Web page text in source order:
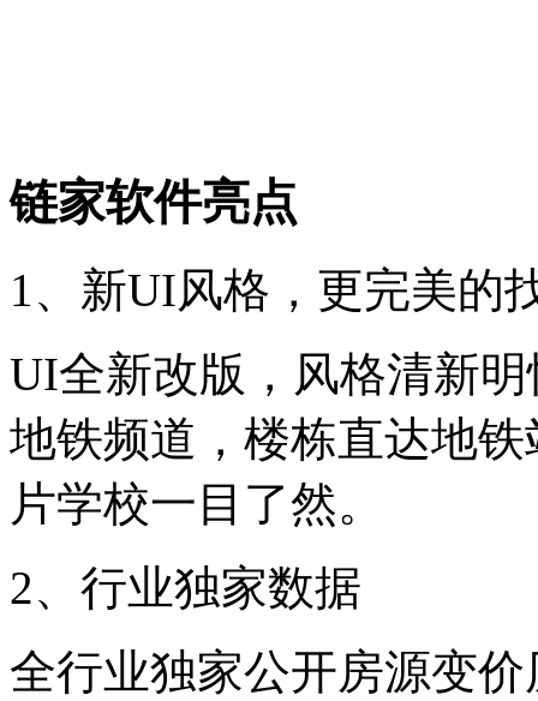
链家软件亮点
1、新UI风格，更完美的
UI全新改版，风格清新
地铁频道，楼栋直达地
片学校一目了然。
2、行业独家数据
全行业独家公开房源变